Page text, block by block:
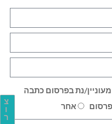
צ
ו
ר
מעוניין/נת בפרסום כתבה
פרסום
אחר